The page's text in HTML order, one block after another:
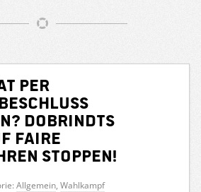
per
Dobrindts
faire
stoppen!
Allgemein, Wahlkampf